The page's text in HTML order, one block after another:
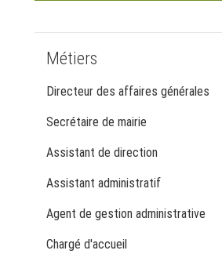
Métiers
Directeur des affaires générales
Secrétaire de mairie
Assistant de direction
Assistant administratif
Agent de gestion administrative
Chargé d'accueil